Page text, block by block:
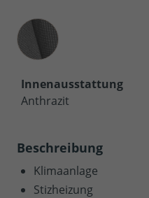
Innenausstattung
Innenausstattung
Anthrazit
Beschreibung
Klimaanlage
Stizheizung